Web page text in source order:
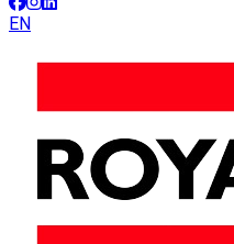
EN